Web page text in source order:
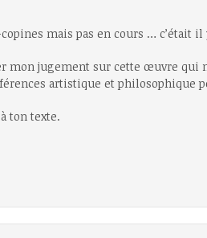
copines mais pas en cours … c’était
mon jugement sur cette œuvre qui
artistique et philosophique
ton texte.